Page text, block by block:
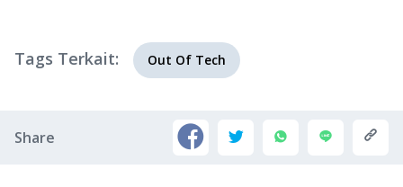
Tags Terkait: Out Of Tech
Share